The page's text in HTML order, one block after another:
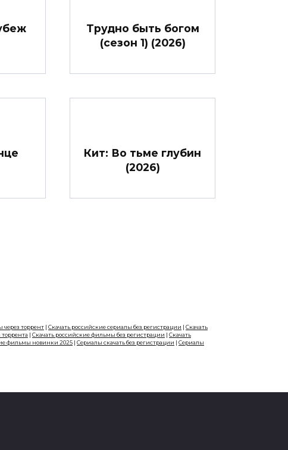
Трудно быть богом
(сезон 1) (2026)
Кит: Во тьме глубин
(2026)
через торрент | Скачать российские сериалы без регистрации | Скачать
торрента | Скачать российские фильмы без регистрации | Скачать
фильмы новинки 2025 | Сериалы скачать без регистрации | Сериалы